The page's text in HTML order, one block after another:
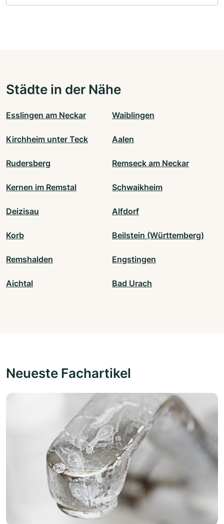
Städte in der Nähe
Esslingen am Neckar Waiblingen
Kirchheim unter Teck Aalen
Rudersberg Remseck am Neckar
Kernen im Remstal Schwaikheim
Deizisau Alfdorf
Korb Beilstein (Württemberg)
Remshalden Engstingen
Aichtal Bad Urach
Neueste Fachartikel